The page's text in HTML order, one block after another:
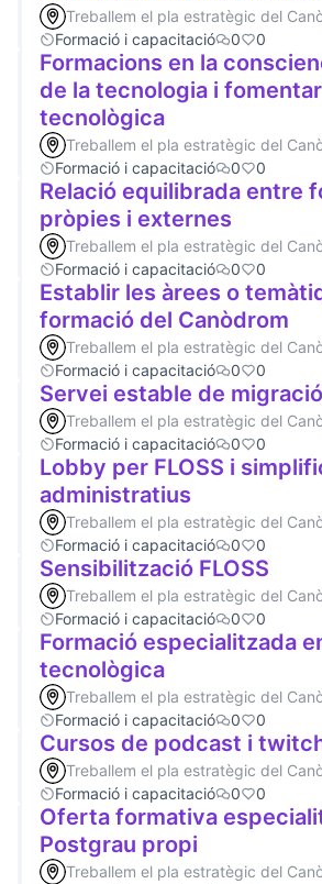
Treballem el pla estratègic del
Formació i capacitació
0 0
Formacions en la
de la tecnologia i
tecnològica
Treballem el pla estratègic del
Formació i capacitació
0 0
Relació equilibrada entre
pròpies i externes
Treballem el pla estratègic del
Formació i capacitació
0 0
Establir les àrees o
formació del Canòdrom
Treballem el pla estratègic del
Formació i capacitació
0 0
Servei estable de migració
Treballem el pla estratègic del
Formació i capacitació
0 0
Lobby per FLOSS i
administratius
Treballem el pla estratègic del
Formació i capacitació
0 0
Sensibilització FLOSS
Treballem el pla estratègic del
Formació i capacitació
0 0
Formació especialitzada
tecnològica
Treballem el pla estratègic del
Formació i capacitació
0 0
Cursos de podcast i
Treballem el pla estratègic del
Formació i capacitació
0 0
Oferta formativa
Postgrau propi
Treballem el pla estratègic del